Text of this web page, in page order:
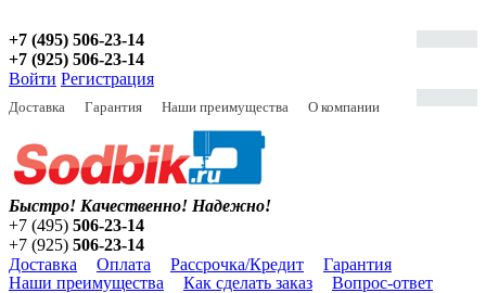
+7 (495) 506-23-14
+7 (925) 506-23-14
Войти Регистрация
Доставка Гарантия Наши преимущества О компании
Быстро! Качественно! Надежно!
+7 (495) 506-23-14
+7 (925) 506-23-14
Доставка
Оплата Рассрочка/Кредит
Гарантия
Наши преимущества
Как сделать заказ Вопрос-ответ